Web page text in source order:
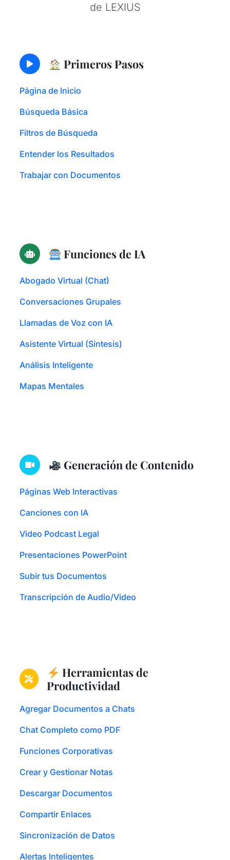
de LEXIUS
Primeros Pasos
Página de Inicio
Búsqueda Básica
Filtros de Búsqueda
Entender los Resultados
Trabajar con Documentos
Funciones de IA
Abogado Virtual (Chat)
Conversaciones Grupales
Llamadas de Voz con IA
Asistente Virtual (Síntesis)
Análisis Inteligente
Mapas Mentales
Generación de Contenido
Páginas Web Interactivas
Canciones con IA
Video Podcast Legal
Presentaciones PowerPoint
Subir tus Documentos
Transcripción de Audio/Video
Herramientas de
Productividad
Agregar Documentos a Chats
Chat Completo como PDF
Funciones Corporativas
Crear y Gestionar Notas
Descargar Documentos
Compartir Enlaces
Sincronización de Datos
Alertas Inteligentes